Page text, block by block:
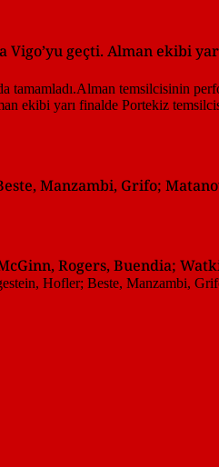
geçti. Alman ekibi
Manzambi, Grifo;
Rogers, Buendia;